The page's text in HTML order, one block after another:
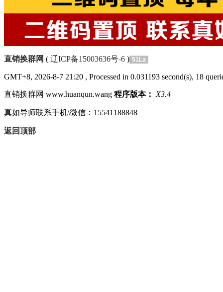
直销新产品，直销新产
品，直销公司新产品，现
在最火的直销产品，直销
新产品批发，直销产品新
款，直销最新电器产
微信
者扫一扫我的微信二维码
直销换群网 ( 辽ICP备15003636号-6 ) 51La
GMT+8, 2026-8-7 21:20 , Processed in 0.031193 second(s), 18
直销换群网 www.huanqun.wang 程序版本： X3.4
真如导师联系手机\微信：15541188848
返回顶部